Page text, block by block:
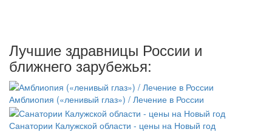
Лучшие здравницы России и
ближнего зарубежья:
Амблиопия («ленивый глаз») / Лечение в России
Санатории Калужской области - цены на Новый год